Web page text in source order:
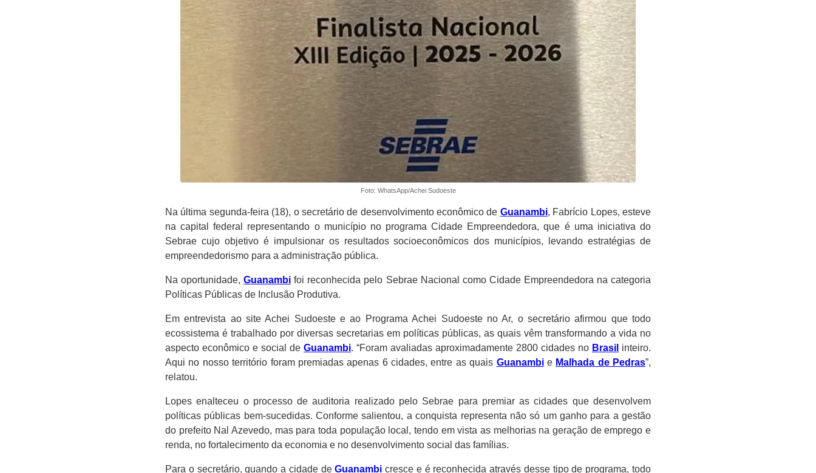
Foto: WhatsApp/Achei Sudoeste
Na última segunda-feira (18), o secretário de desenvolvimento econômico de Guanambi, Fabrício Lopes, esteve
na capital federal representando o município no programa Cidade Empreendedora, que é uma iniciativa do
Sebrae cujo objetivo é impulsionar os resultados socioeconômicos dos municípios, levando estratégias de
empreendedorismo para a administração pública.
Na oportunidade,Guanambi foi reconhecida pelo Sebrae Nacional como Cidade Empreendedora na categoria
Políticas Públicas de Inclusão Produtiva.
Em entrevista ao site Achei Sudoeste e ao Programa Achei Sudoeste no Ar, o secretário afirmou que todo
ecossistema é trabalhado por diversas secretarias em políticas públicas, as quais vêm transformando a vida no
aspecto econômico e social de Guanambi. “Foram avaliadas aproximadamente 2800 cidades no Brasil inteiro.
Aqui no nosso território foram premiadas apenas 6 cidades, entre as quais Guanambie Malhada de Pedras”,
relatou.
Lopes enalteceu o processo de auditoria realizado pelo Sebrae para premiar as cidades que desenvolvem
políticas públicas bem-sucedidas. Conforme salientou, a conquista representa não só um ganho para a gestão
do prefeito Nal Azevedo, mas para toda população local, tendo em vista as melhorias na geração de emprego e
renda, no fortalecimento da economia e no desenvolvimento social das famílias.
Para o secretário, quando a cidade deGuanambi cresce e é reconhecida através desse tipo de programa, todo